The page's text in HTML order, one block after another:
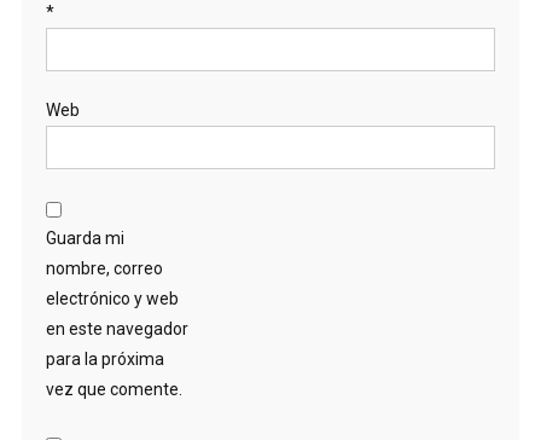
*
Web
Guarda mi
nombre, correo
electrónico y web
en este navegador
para la próxima
vez que comente.